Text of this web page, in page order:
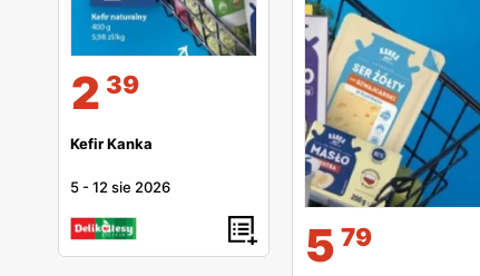
2 39
Kefir Kanka
5 -12 sie 2026
5 79